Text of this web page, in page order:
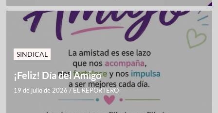
SINDICAL
¡Feliz! Día del Amigo
19 de julio de 2026 / EL REPORTERO